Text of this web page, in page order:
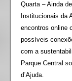
Quarta – Ainda
Institucionais da
encontros online
possíveis
com a
Parque Central
d’Ajuda.